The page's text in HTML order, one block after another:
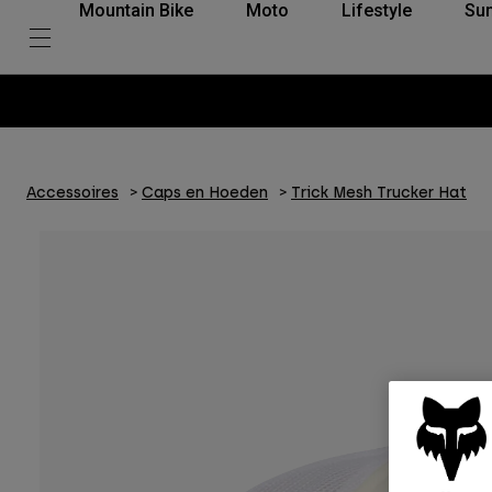
Mountain Bike Moto Lifestyle
Accessoires Caps en Hoeden Trick Mesh Trucker Hat